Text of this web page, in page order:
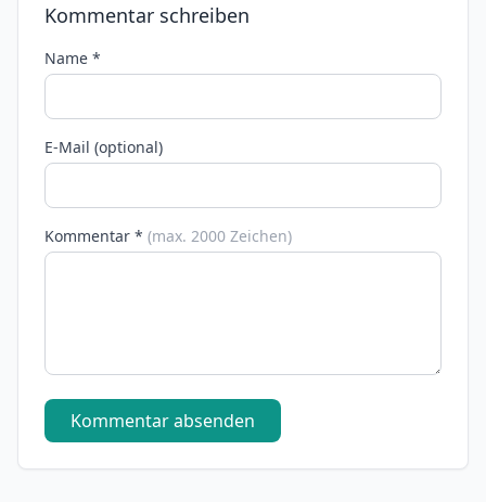
Kommentar schreiben
Name *
E-Mail (optional)
Kommentar * (max. 2000 Zeichen)
Kommentar absenden